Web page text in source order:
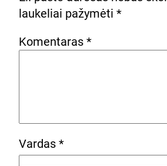
laukeliai pažymėti *
Komentaras *
Vardas *